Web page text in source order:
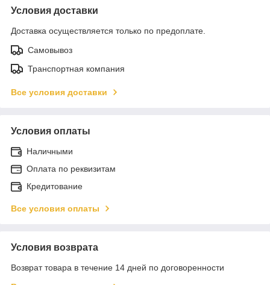
Условия доставки
Доставка осуществляется только по предоплате.
Самовывоз
Транспортная компания
Все условия доставки
Условия оплаты
Наличными
Оплата по реквизитам
Кредитование
Все условия оплаты
Условия возврата
Возврат товара в течение 14 дней по договоренности